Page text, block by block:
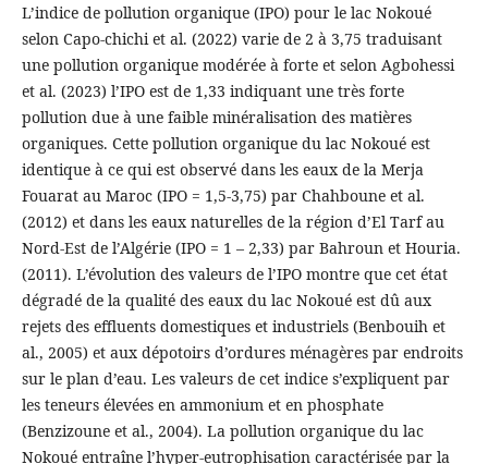
L’indice de pollution organique (IPO) pour le lac Nokoué
selon Capo-chichi et al. (2022) varie de 2 à 3,75 traduisant
une pollution organique modérée à forte et selon Agbohessi
et al. (2023) l’IPO est de 1,33 indiquant une très forte
pollution due à une faible minéralisation des matières
organiques. Cette pollution organique du lac Nokoué est
identique à ce qui est observé dans les eaux de la Merja
Fouarat au Maroc (IPO = 1,5-3,75) par Chahboune et al.
(2012) et dans les eaux naturelles de la région d’El Tarf au
Nord-Est de l’Algérie (IPO = 1 – 2,33) par Bahroun et Houria.
(2011). L’évolution des valeurs de l’IPO montre que cet état
dégradé de la qualité des eaux du lac Nokoué est dû aux
rejets des effluents domestiques et industriels (Benbouih et
al., 2005) et aux dépotoirs d’ordures ménagères par endroits
sur le plan d’eau. Les valeurs de cet indice s’expliquent par
les teneurs élevées en ammonium et en phosphate
(Benzizoune et al., 2004). La pollution organique du lac
Nokoué entraîne l’hyper-eutrophisation caractérisée par la